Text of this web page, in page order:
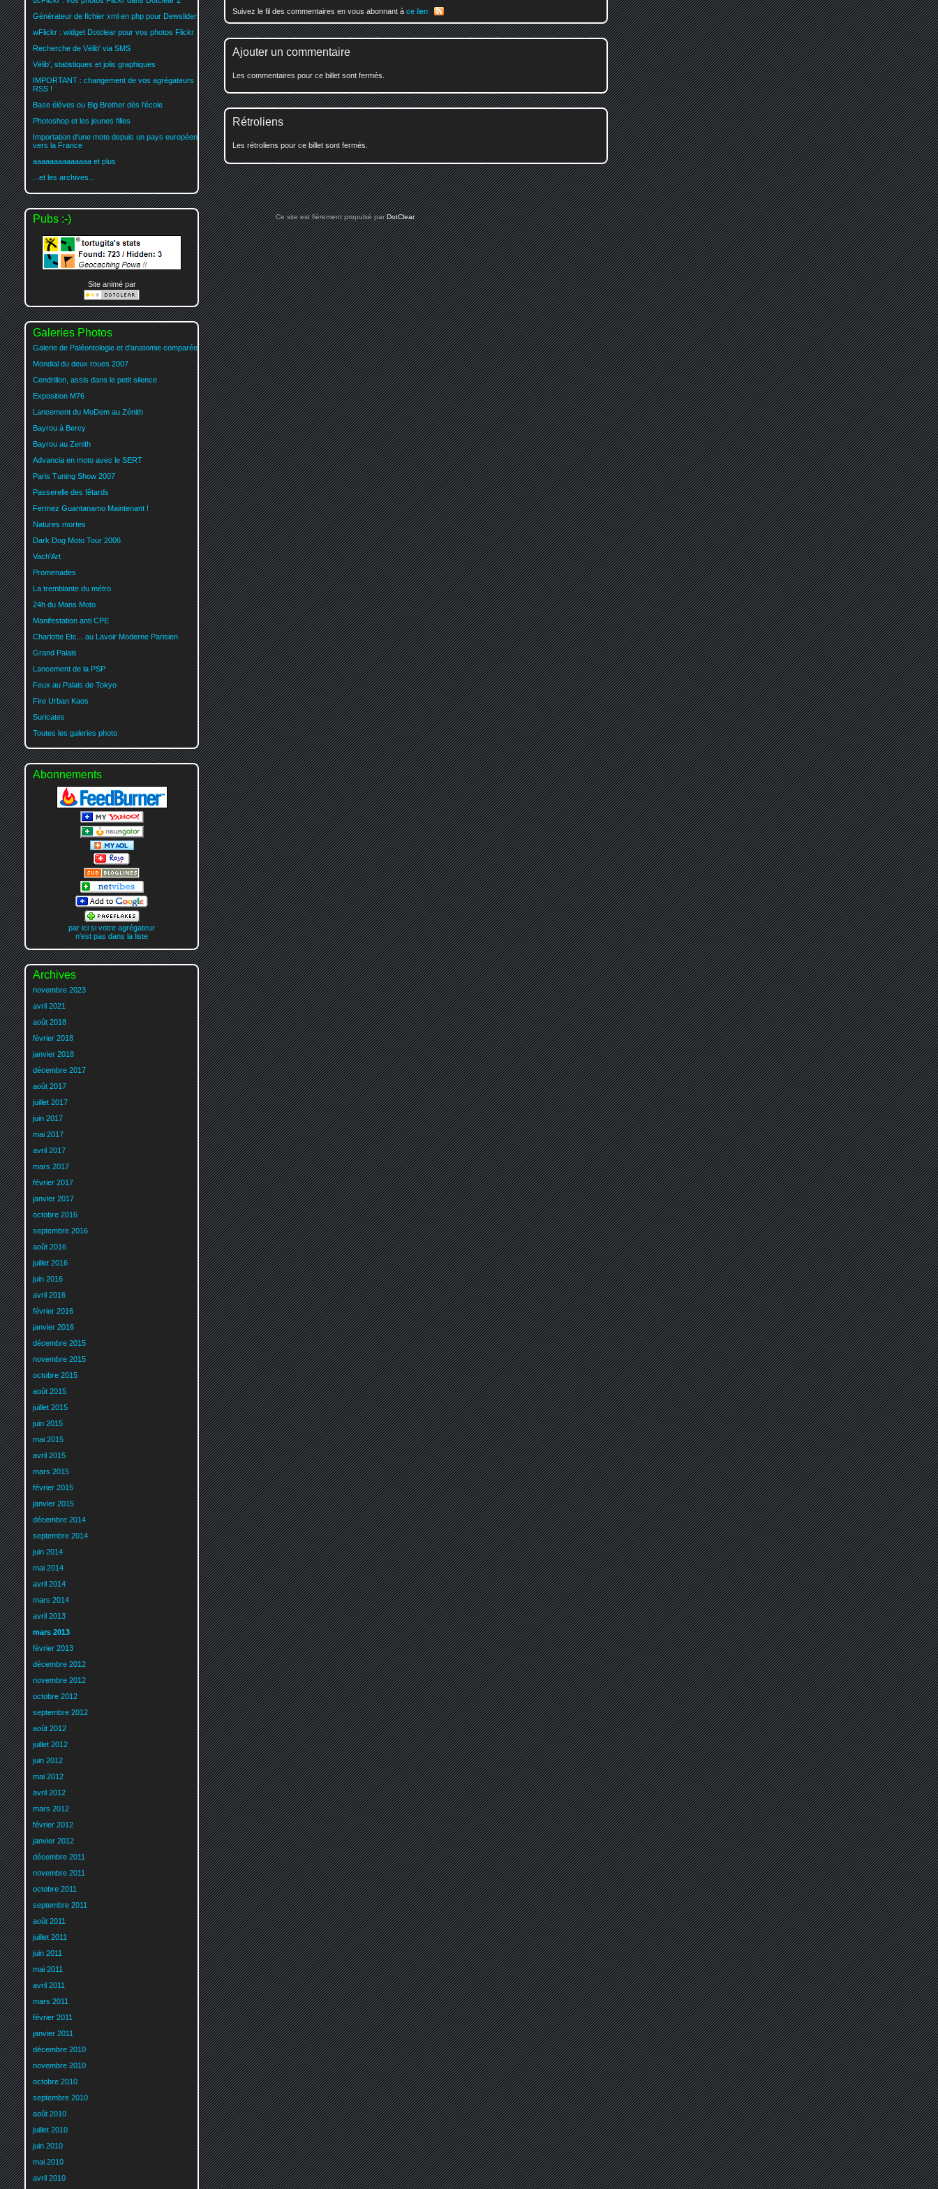
Suivez le fil des commentaires en vous abonnant à ce lien
Ajouter un commentaire
Les commentaires pour ce billet sont fermés.
Rétroliens
Les rétroliens pour ce billet sont fermés.
Générateur de fichier xml en php pour Dewslider
wFlickr : widget Dotclear pour vos photos Flickr
Recherche de Vélib' via SMS
Vélib', statistiques et jolis graphiques
IMPORTANT : changement de vos agrégateurs
RSS !
Base élèves ou Big Brother dès l'école
Photoshop et les jeunes filles
Importation d'une moto depuis un pays européen
vers la France
aaaaaaaaaaaaaa et plus
...et les archives...
Pubs :-)
Site animé par
Galeries Photos
Galerie de Paléontologie et d'anatomie comparée
Mondial du deux roues 2007
Cendrillon, assis dans le petit silence
Exposition M76
Lancement du MoDem au Zénith
Bayrou à Bercy
Bayrou au Zenith
Advancia en moto avec le SERT
Paris Tuning Show 2007
Passerelle des fêtards
Fermez Guantanamo Maintenant !
Natures mortes
Dark Dog Moto Tour 2006
Vach'Art
Promenades
La tremblante du métro
24h du Mans Moto
Manifestation anti CPE
Charlotte Etc... au Lavoir Moderne Parisien
Grand Palais
Lancement de la PSP
Feux au Palais de Tokyo
Fire Urban Kaos
Suricates
Toutes les galeries photo
Abonnements
par ici si votre agrégateur
n'est pas dans la liste
Archives
novembre 2023
avril 2021
août 2018
février 2018
janvier 2018
décembre 2017
août 2017
juillet 2017
juin 2017
mai 2017
avril 2017
mars 2017
février 2017
janvier 2017
octobre 2016
septembre 2016
août 2016
juillet 2016
juin 2016
avril 2016
février 2016
janvier 2016
décembre 2015
novembre 2015
octobre 2015
août 2015
juillet 2015
juin 2015
mai 2015
avril 2015
mars 2015
février 2015
janvier 2015
décembre 2014
septembre 2014
juin 2014
mai 2014
avril 2014
mars 2014
avril 2013
mars 2013
février 2013
décembre 2012
novembre 2012
octobre 2012
septembre 2012
août 2012
juillet 2012
juin 2012
mai 2012
avril 2012
mars 2012
février 2012
janvier 2012
décembre 2011
novembre 2011
octobre 2011
septembre 2011
août 2011
juillet 2011
juin 2011
mai 2011
avril 2011
mars 2011
février 2011
janvier 2011
décembre 2010
novembre 2010
octobre 2010
septembre 2010
août 2010
juillet 2010
juin 2010
mai 2010
avril 2010
Ce site est fièrement propulsé parDotClear.